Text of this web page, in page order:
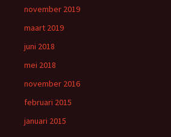
november 2019
maart 2019
juni 2018
mei 2018
november 2016
februari 2015
januari 2015